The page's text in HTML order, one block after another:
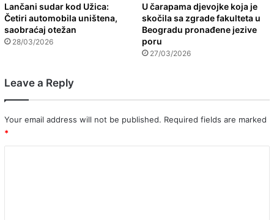
Lančani sudar kod Užica:
Četiri automobila uništena,
saobraćaj otežan
28/03/2026
U čarapama djevojke koja je
skočila sa zgrade fakulteta u
Beogradu pronađene jezive
poru
27/03/2026
Leave a Reply
Your email address will not be published. Required fields are marked
*